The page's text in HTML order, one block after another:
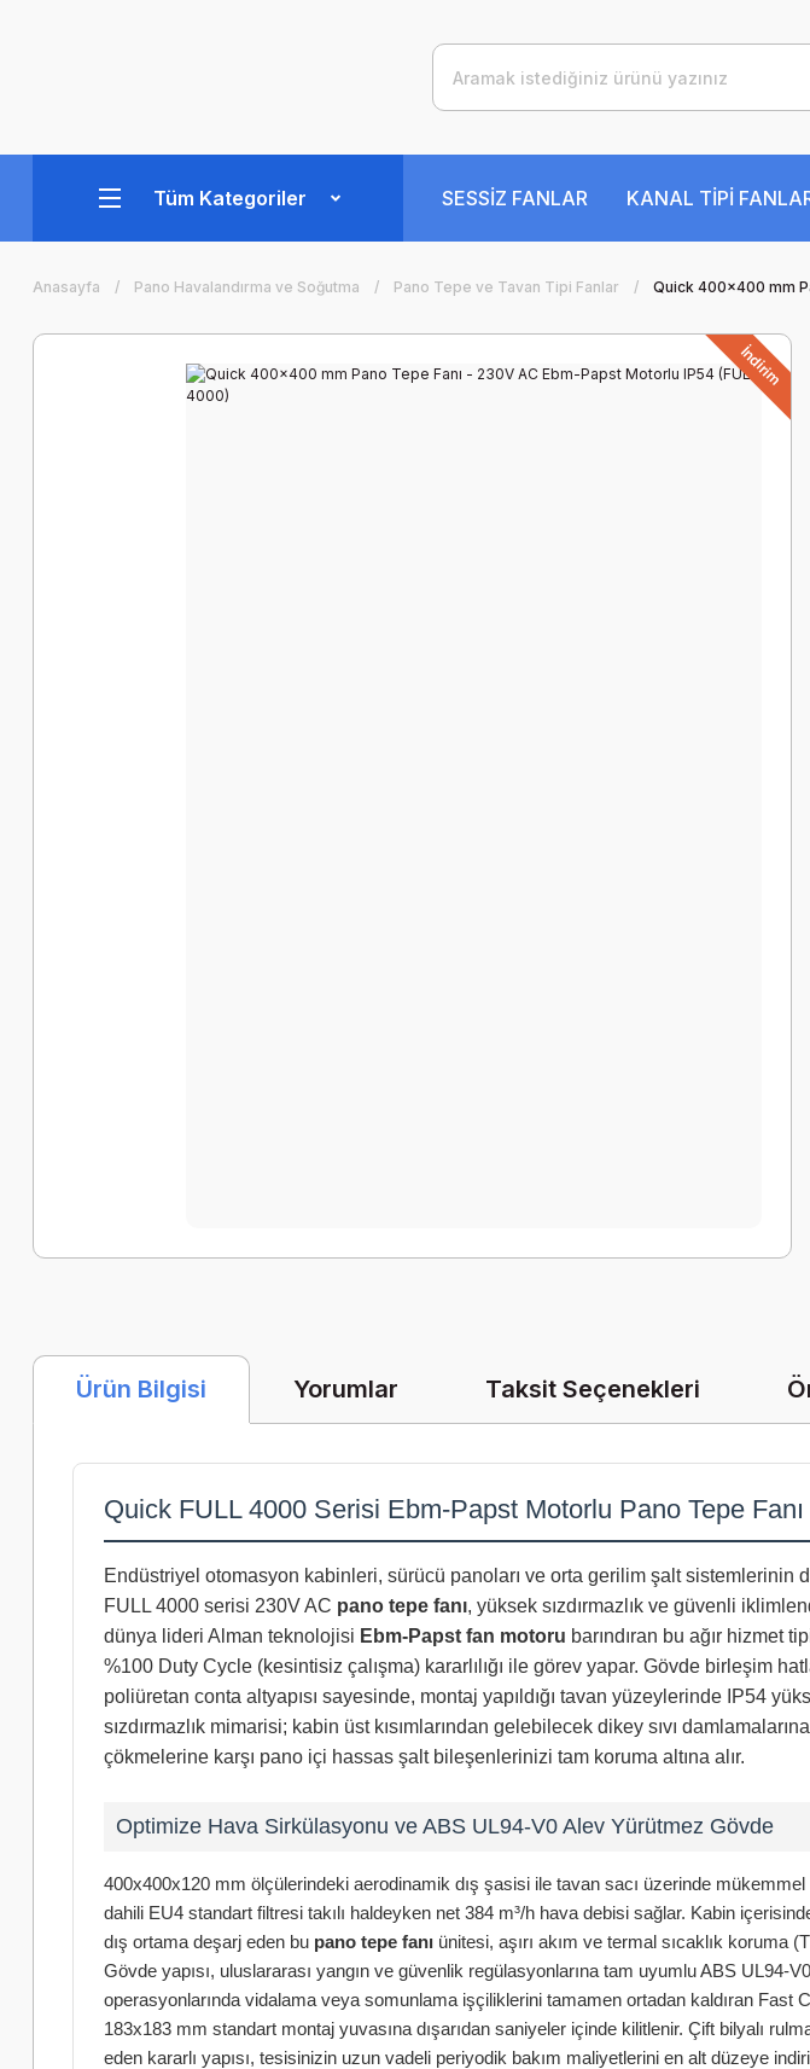
Tüm Kategoriler SESSİZ FANLAR KANAL TİPİ
Anasayfa Pano Havalandırma ve Soğutma Pano Tepe ve Tavan Tipi Fanlar Quick 400x400 mm
İndirim
Ürün Bilgisi Yorumlar Taksit Seçenekleri
Quick FULL 4000 Serisi Ebm-Papst Motorlu Pano Tepe
Endüstriyel otomasyon kabinleri, sürücü panoları ve orta gerilim şalt
FULL 4000 serisi 230V AC pano tepe fanı, yüksek sızdırmazlık ve güvenli
dünya lideri Alman teknolojisi Ebm-Papst fan motoru barındıran bu ağır hizmet
%100 Duty Cycle (kesintisiz çalışma) kararlılığı ile görev yapar. Gövde birleşim
poliüretan conta altyapısı sayesinde, montaj yapıldığı tavan yüzeylerinde IP54
sızdırmazlık mimarisi; kabin üst kısımlarından gelebilecek dikey sıvı
çökmelerine karşı pano içi hassas şalt bileşenlerinizi tam koruma altına alır.
Optimize Hava Sirkülasyonu ve ABS UL94-V0 Alev Yürütmez Gövde
400x400x120 mm ölçülerindeki aerodinamik dış şasisi ile tavan sacı üzerinde
dahili EU4 standart filtresi takılı haldeyken net 384 m³/h hava debisi sağlar. Kabin
dış ortama deşarj eden bu pano tepe fanı ünitesi, aşırı akım ve termal sıcaklık koruma
Gövde yapısı, uluslararası yangın ve güvenlik regülasyonlarına tam uyumlu ABS UL94-
operasyonlarında vidalama veya somunlama işçiliklerini tamamen ortadan kaldıran Fast
183x183 mm standart montaj yuvasına dışarıdan saniyeler içinde kilitlenir. Çift bilyalı
eden kararlı yapısı, tesisinizin uzun vadeli periyodik bakım maliyetlerini en alt düzeye